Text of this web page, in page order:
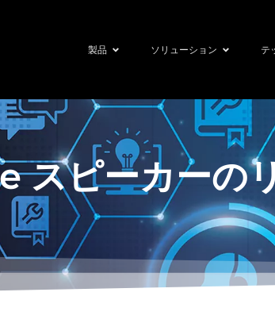
製品 ソリューション テ
スピーカーの